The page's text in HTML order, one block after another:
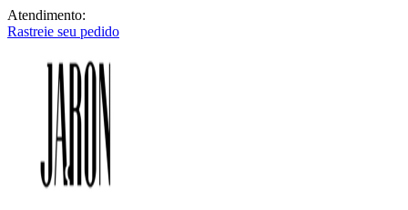
Atendimento:
Rastreie seu pedido